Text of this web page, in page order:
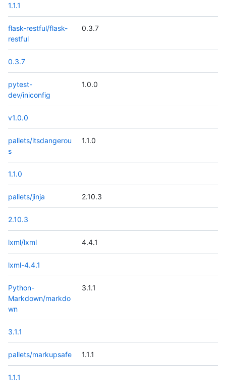
1.1.1
flask-restful/flask-
restful
0.3.7
0.3.7
pytest-
dev/iniconfig
1.0.0
v1.0.0
pallets/itsdangerou
s
1.1.0
1.1.0
pallets/jinja 2.10.3
2.10.3
lxml/lxml 4.4.1
lxml-4.4.1
Python-
Markdown/markdo
wn
3.1.1
3.1.1
pallets/markupsafe 1.1.1
1.1.1